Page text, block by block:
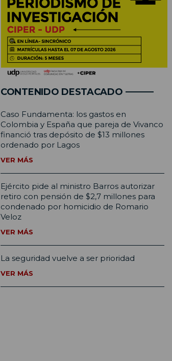
CONTENIDO DESTACADO
Caso Fundamenta: los gastos en
Colombia y España que pareja de Vivanco
financió tras depósito de $13 millones
ordenado por Lagos
VER MÁS
Ejército pide al ministro Barros autorizar
retiro con pensión de $2,7 millones para
condenado por homicidio de Romario
Veloz
VER MÁS
La seguridad vuelve a ser prioridad
VER MÁS